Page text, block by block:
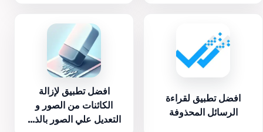
افضل تطبيق لقراءة
الرسائل المحذوفة
افضل تطبيق لإزالة
الكائنات من الصور و
التعديل علي الصور بالذ...